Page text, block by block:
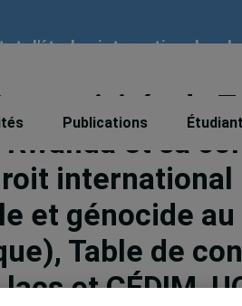
d'études internationales de
Publications
activités du
et sa
international
et génocide au
Table de
et CÉDIM,